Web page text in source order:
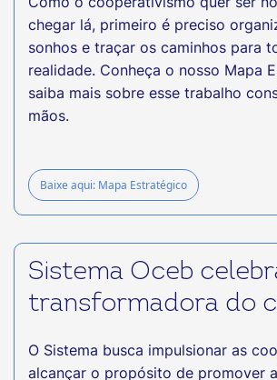
chegar lá, primeiro é preciso
sonhos e traçar os caminhos para
realidade. Conheça o nosso Mapa
saiba mais sobre esse trabalho
mãos.
Baixe aqui: Mapa Estratégico
Sistema Oceb
transformadora do
O Sistema busca impulsionar as
alcançar o propósito de promover